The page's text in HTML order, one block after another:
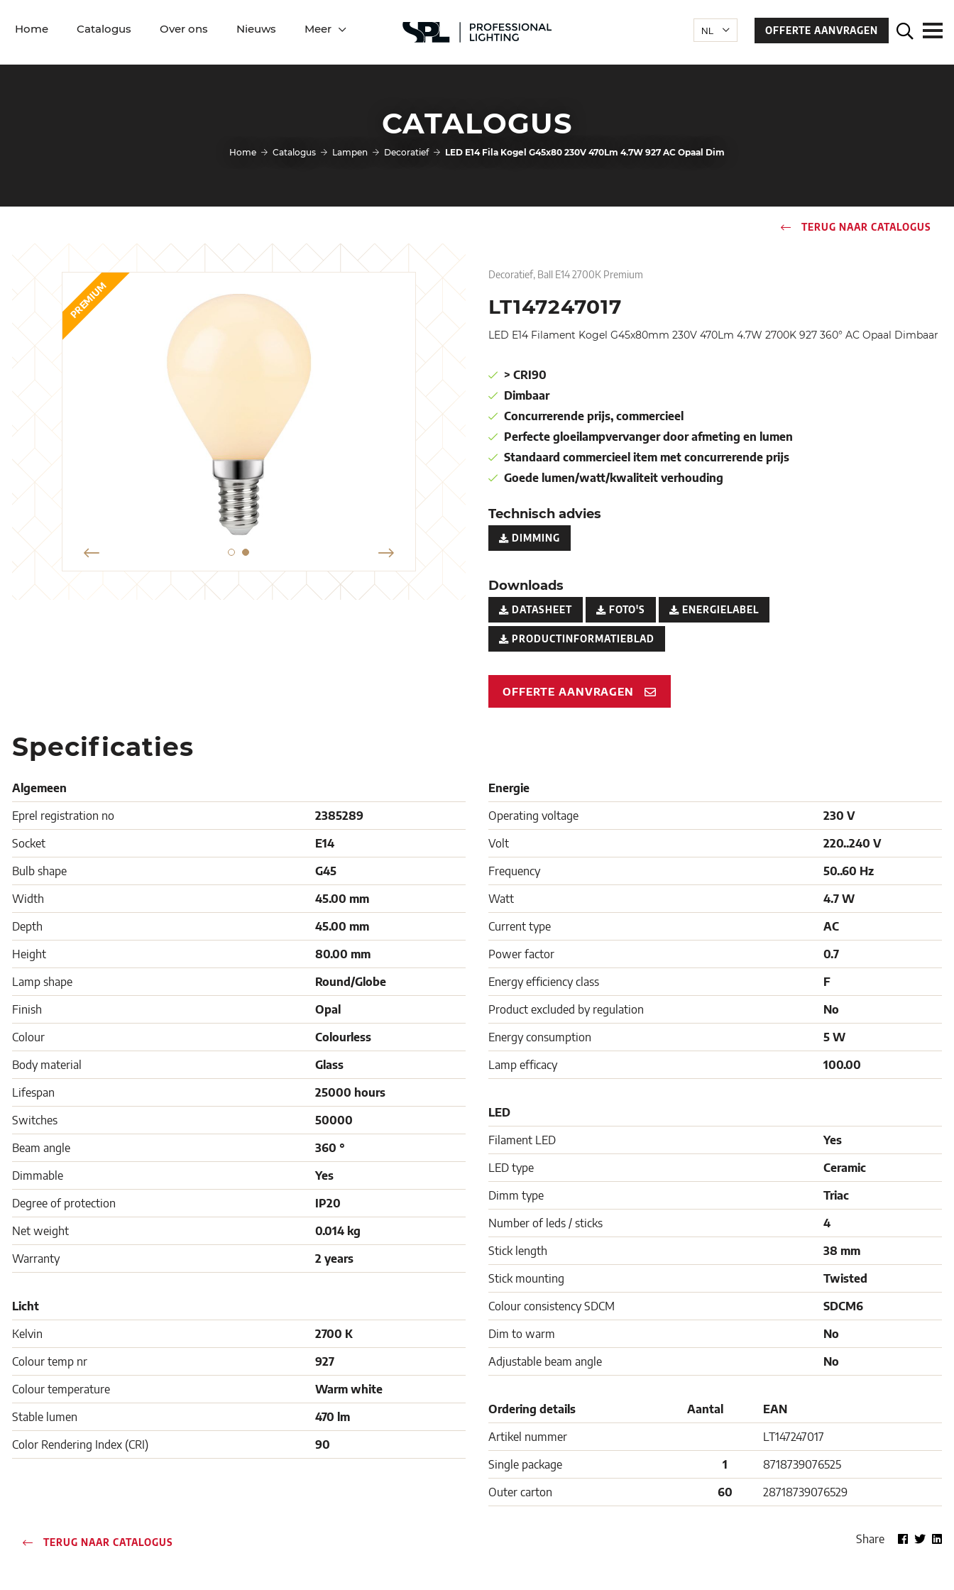
Home Catalogus Over ons Nieuws Meer OFFERTE AANVRAGEN
CATALOGUS
Home Catalogus Lampen Decoratief LED E14 Fila Kogel G45x80 230V 470Lm 4.7W 927 AC Opaal Dim
TERUG NAAR CATALOGUS
PREMIUM
Decoratief, Ball E14 2700K Premium
LT147247017
LED E14 Filament Kogel G45x80mm 230V 470Lm 4.7W 2700K 927 360° AC Opaal Dimbaar
> CRI90
Dimbaar
Concurrerende prijs, commercieel
Perfecte gloeilampvervanger door afmeting en lumen
Standaard commercieel item met concurrerende prijs
Goede lumen/watt/kwaliteit verhouding
Technisch advies
DIMMING
Downloads
DATASHEET FOTO'S ENERGIELABEL
PRODUCTINFORMATIEBLAD
OFFERTE AANVRAGEN
Specificaties
Algemeen
Eprel registration no
2385289
Socket
E14
Bulb shape
G45
Width
45.00 mm
Depth
45.00 mm
Height
80.00 mm
Lamp shape
Round/Globe
Finish
Opal
Colour
Colourless
Body material
Glass
Lifespan
25000 hours
Switches
50000
Beam angle
360 °
Dimmable
Yes
Degree of protection
IP20
Net weight
0.014 kg
Warranty
2 years
Licht
Kelvin
2700 K
Colour temp nr
927
Colour temperature
Warm white
Stable lumen
470 lm
Color Rendering Index (CRI)
90
Energie
Operating voltage
230 V
Volt
220..240 V
Frequency
50..60 Hz
Watt
4.7 W
Current type
AC
Power factor
0.7
Energy efficiency class
F
Product excluded by regulation
No
Energy consumption
5 W
Lamp efficacy
100.00
LED
Filament LED
Yes
LED type
Ceramic
Dimm type
Triac
Number of leds / sticks
4
Stick length
38 mm
Stick mounting
Twisted
Colour consistency SDCM
SDCM6
Dim to warm
No
Adjustable beam angle
No
Ordering details Aantal
EAN
Artikel nummer
LT147247017
Single package
1
8718739076525
Outer carton
60 28718739076529
Share
TERUG NAAR CATALOGUS